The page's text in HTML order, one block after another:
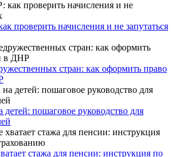
проверить начисления и не запутаться
стран: как оформить право
пошаговое руководство для
стажа для пенсии: инструкция по